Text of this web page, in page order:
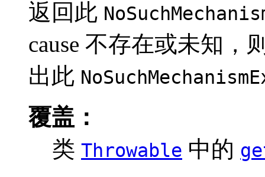
返回此
cause 不存在或未知，
出此
覆盖：
类 Throwable 中的